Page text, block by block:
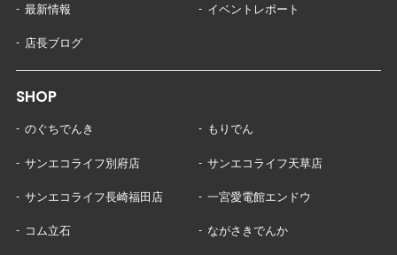
最新情報 イベントレポート
店長ブログ
SHOP
のぐちでんき もりでん
サンエコライフ別府店 サンエコライフ天草店
サンエコライフ長崎福田店 一宮愛電館エンドウ
コム立石 ながさきでんか